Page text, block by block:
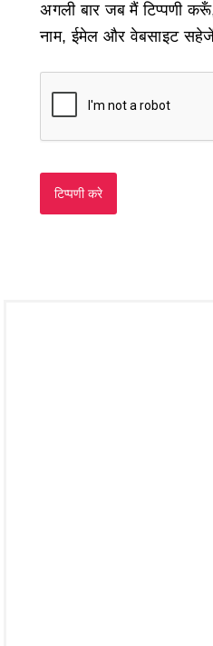
अगली बार जब मैं टिप्पणी
नाम, ईमेल और वेबसाइट